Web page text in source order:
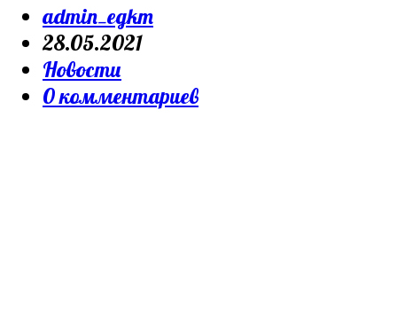
Post
author:
admin_egkm
Запись
опубликована:
28.05.2021
Post
category:
Новости
Post
0 комментариев